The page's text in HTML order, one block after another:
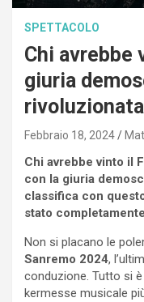
SPETTACOLO
Chi avrebbe
giuria
rivoluzionata
Febbraio 18, 2024
Chi avrebbe vinto il
con la giuria
classifica con
stato
Non si placano le
Sanremo 2024,
conduzione. Tutto si
kermesse musicale